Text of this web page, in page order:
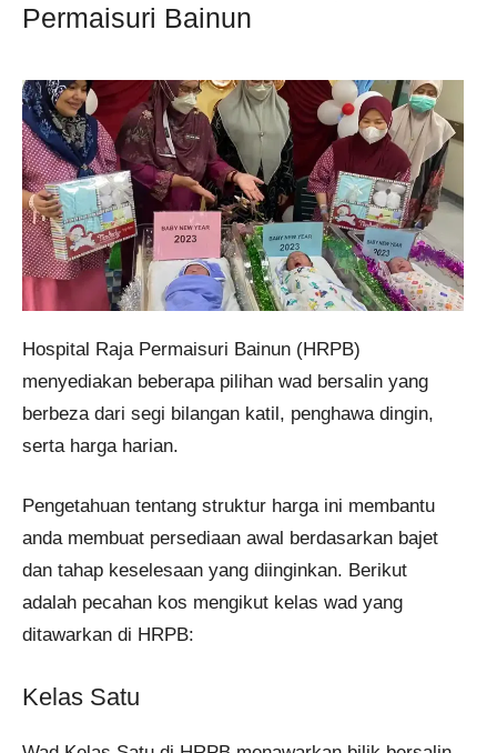
Permaisuri Bainun
Hospital Raja Permaisuri Bainun (HRPB)
menyediakan beberapa pilihan wad bersalin yang
berbeza dari segi bilangan katil, penghawa dingin,
serta harga harian.
Pengetahuan tentang struktur harga ini membantu
anda membuat persediaan awal berdasarkan bajet
dan tahap keselesaan yang diinginkan. Berikut
adalah pecahan kos mengikut kelas wad yang
ditawarkan di HRPB:
Kelas Satu